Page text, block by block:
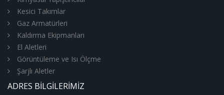
Kesici Takımlar
Gaz Armatürleri
Kaldırma Ekipmanları
El Aletleri
Görüntüleme ve Isı Ölçme
Şarjlı Aletler
ADRES BILGILERIMIZ